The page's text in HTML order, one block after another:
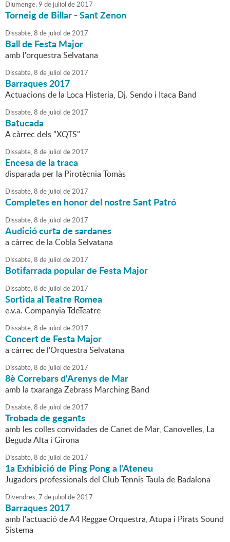
Diumenge,9 de juliol de2017
Torneig de Billar - Sant Zenon
Dissabte,8 de juliol de2017
Ball de Festa Major
amb l'orquestra Selvatana
Dissabte,8 de juliol de2017
Barraques 2017
Actuacions de la Loca Histeria, Dj. Sendo i Itaca Band
Dissabte,8 de juliol de2017
Batucada
A càrrec dels "XQTS"
Dissabte,8 de juliol de2017
Encesa de la traca
disparada per la Pirotècnia Tomàs
Dissabte,8 de juliol de2017
Completes en honor del nostre Sant Patró
Dissabte,8 de juliol de2017
Audició curta de sardanes
a càrrec de la Cobla Selvatana
Dissabte,8 de juliol de2017
Botifarrada popular de Festa Major
Dissabte,8 de juliol de2017
Sortida al Teatre Romea
e.v.a. Companyia TdeTeatre
Dissabte,8 de juliol de2017
Concert de Festa Major
a càrrec de l'Orquestra Selvatana
Dissabte,8 de juliol de2017
8è Correbars d'Arenys de Mar
amb la txaranga Zebrass Marching Band
Dissabte,8 de juliol de2017
Trobada de gegants
amb les colles convidades de Canet de Mar, Canovelles, La
Beguda Alta i Girona
Dissabte,8 de juliol de2017
1a Exhibició de Ping Pong a l'Ateneu
Jugadors professionals del Club Tennis Taula de Badalona
Divendres,7 de juliol de2017
Barraques 2017
amb l'actuació de A4 Reggae Orquestra, Atupa i Pirats Sound
Sistema